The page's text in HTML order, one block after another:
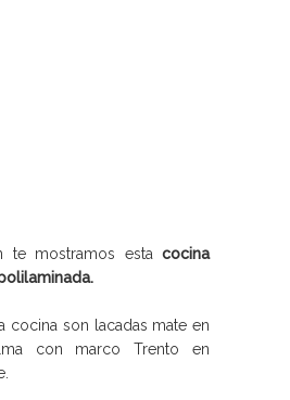
te mostramos esta cocina
cocina son lacadas mate en
con marco Trento en